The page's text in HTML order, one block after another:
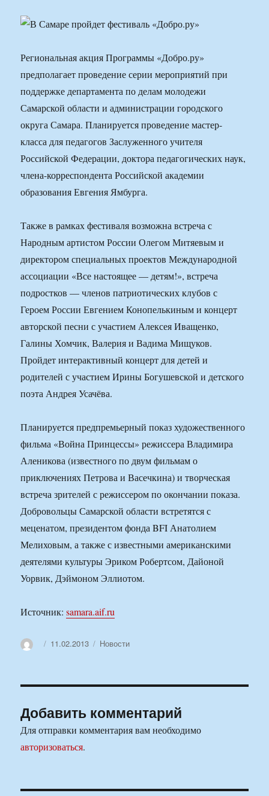
Региональная акция Программы «Добро.ру»
предполагает проведение серии мероприятий при
поддержке департамента по делам молодежи
Самарской области и администрации городского
округа Самара. Планируется проведение мастер-
класса для педагогов Заслуженного учителя
Российской Федерации, доктора педагогических наук,
члена-корреспондента Российской академии
образования Евгения Ямбурга.
Также в рамках фестиваля возможна встреча с
Народным артистом России Олегом Митяевым и
директором специальных проектов Международной
ассоциации «Все настоящее — детям!», встреча
подростков — членов патриотических клубов с
Героем России Евгением Конопелькиным и концерт
авторской песни с участием Алексея Иващенко,
Галины Хомчик, Валерия и Вадима Мищуков.
Пройдет интерактивный концерт для детей и
родителей с участием Ирины Богушевской и детского
поэта Андрея Усачёва.
Планируется предпремьерный показ художественного
фильма «Война Принцессы» режиссера Владимира
Аленикова (известного по двум фильмам о
приключениях Петрова и Васечкина) и творческая
встреча зрителей с режиссером по окончании показа.
Добровольцы Самарской области встретятся с
меценатом, президентом фонда BFI Анатолием
Мелиховым, а также с известными американскими
деятелями культуры Эриком Робертсом, Дайоной
Уорвик, Дэймоном Эллиотом.
Источник:samara.aif.ru
АвторОпубликовано
11.02.2013 Рубрики
Новости
Добавить комментарий
Для отправки комментария вам необходимо
авторизоваться.